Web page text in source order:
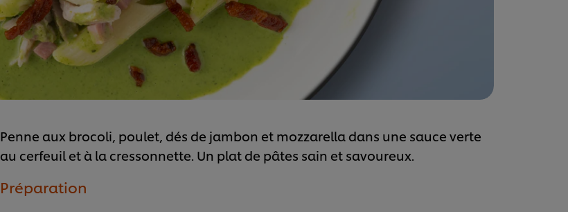
Penne aux brocoli, poulet, dés de jambon et mozzarella dans une sauce verte
au cerfeuil et à la cressonnette. Un plat de pâtes sain et savoureux.
Préparation